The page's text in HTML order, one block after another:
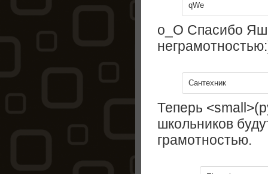
qWe
о_О Спасибо
Сантехник
Теперь
школьников
грамотностью.